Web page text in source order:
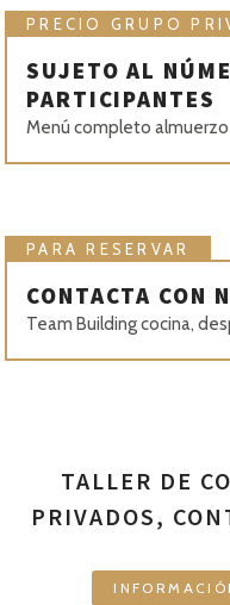
PRECIO GRUPO
SUJETO AL
PARTICIPANTES
Menú completo
PARA RESERVAR
CONTACTA CON
Team Building cocina,
TALLER DE
PRIVADOS,